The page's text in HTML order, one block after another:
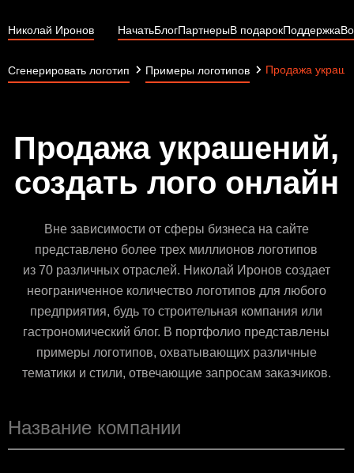
Николай Иронов НачатьБлогПартнерыВ подарокПоддержка
Сгенерировать логотип Примеры логотипов Продажа
Продажа украшений,
создать лого онлайн
Вне зависимости от сферы бизнеса на сайте
представлено более трех миллионов логотипов
из 70 различных отраслей. Николай Иронов создает
неограниченное количество логотипов для любого
предприятия, будь то строительная компания или
гастрономический блог. В портфолио представлены
примеры логотипов, охватывающих различные
тематики и стили, отвечающие запросам заказчиков.